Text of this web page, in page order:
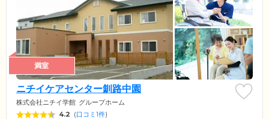
満室
ニチイケアセンター釧路中園
株式会社ニチイ学館 グループホーム
4.2 (口コミ1件)